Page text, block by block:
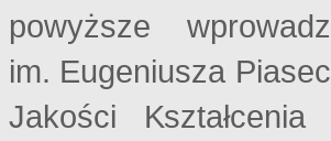
powyższe
im. Eugeniusza
Jakości